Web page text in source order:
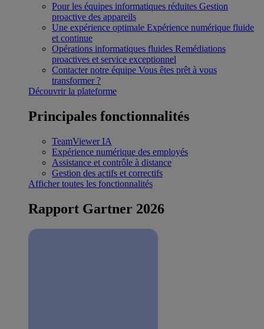
Pour les équipes informatiques réduites Gestion
proactive des appareils
Une expérience optimale Expérience numérique fluide
et continue
Opérations informatiques fluides Remédiations
proactives et service exceptionnel
Contacter notre équipe Vous êtes prêt à vous
transformer ?
Découvrir la plateforme
Principales fonctionnalités
TeamViewer IA
Expérience numérique des employés
Assistance et contrôle à distance
Gestion des actifs et correctifs
Afficher toutes les fonctionnalités
Rapport Gartner 2026